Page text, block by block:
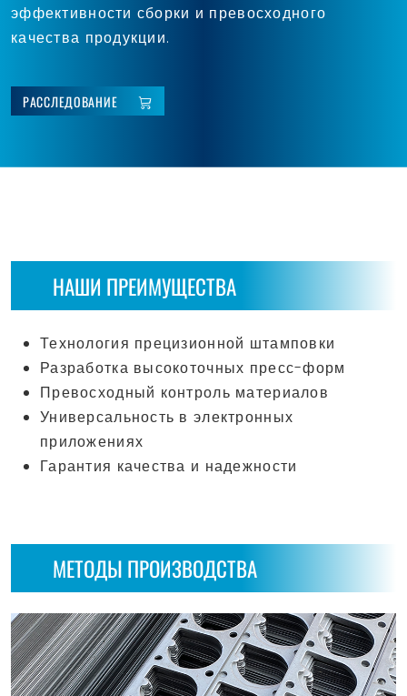
эффективности сборки и превосходного
качества продукции.
РАССЛЕДОВАНИЕ
НАШИ ПРЕИМУЩЕСТВА
Технология прецизионной штамповки
Разработка высокоточных пресс-форм
Превосходный контроль материалов
Универсальность в электронных
приложениях
Гарантия качества и надежности
МЕТОДЫ ПРОИЗВОДСТВА